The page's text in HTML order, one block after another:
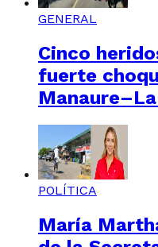
GENERAL
Cinco
fuerte
POLÍTICA
María